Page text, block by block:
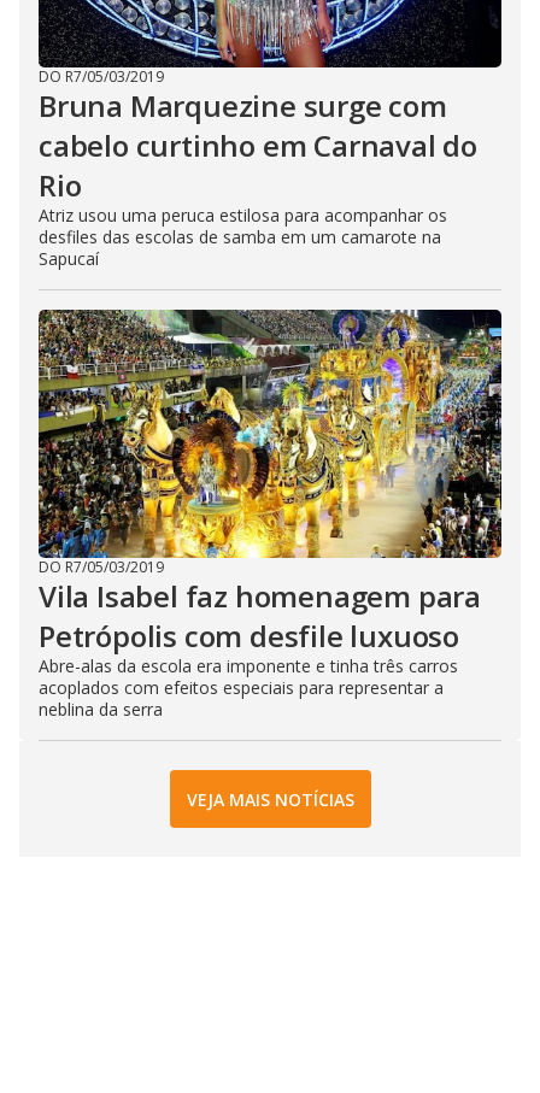
DO R7/05/03/2019
Bruna Marquezine surge com
cabelo curtinho em Carnaval do
Rio
Atriz usou uma peruca estilosa para acompanhar os
desfiles das escolas de samba em um camarote na
Sapucaí
DO R7/05/03/2019
Vila Isabel faz homenagem para
Petrópolis com desfile luxuoso
Abre-alas da escola era imponente e tinha três carros
acoplados com efeitos especiais para representar a
neblina da serra
VEJA MAIS NOTÍCIAS